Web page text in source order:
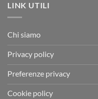
LINK UTILI
Chi siamo
Privacy policy
Preferenze privacy
Cookie policy